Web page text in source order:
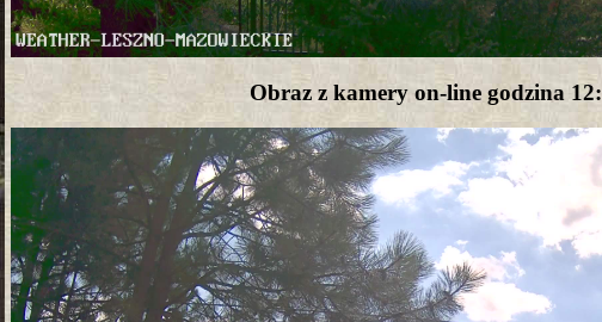
Obraz z kamery on-line godzina